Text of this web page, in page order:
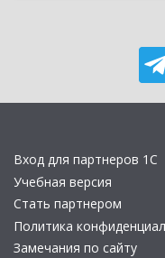
Вход для партнеров 1С
Учебная версия
Стать партнером
Политика
Замечания по сайту